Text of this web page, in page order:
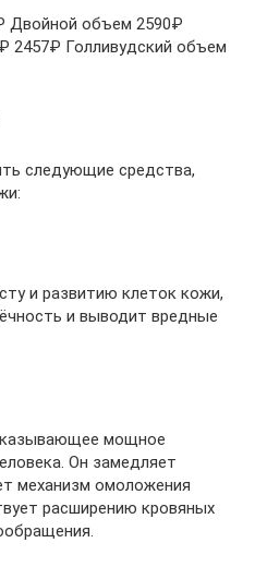
Двойной объем 2590₽
2457₽ Голливудский объем
следующие средства,
и развитию клеток кожи,
и выводит вредные
мощное
Он замедляет
механизм омоложения
расширению кровяных